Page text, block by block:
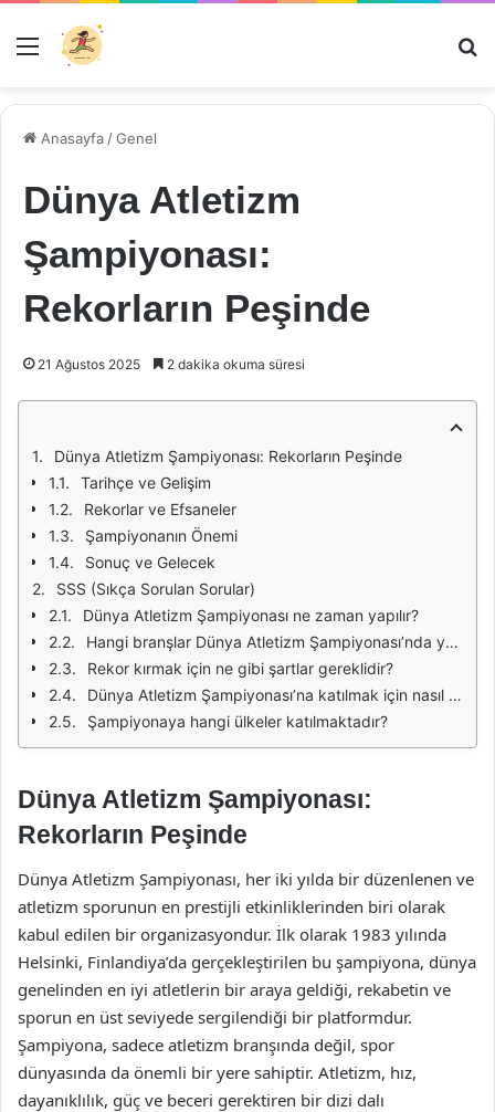
Menü
Anasayfa /Genel
Dünya Atletizm
Şampiyonası:
Rekorların Peşinde
21 Ağustos 2025 2 dakika okuma süresi
Dünya Atletizm Şampiyonası: Rekorların Peşinde
Tarihçe ve Gelişim
Rekorlar ve Efsaneler
Şampiyonanın Önemi
Sonuç ve Gelecek
SSS (Sıkça Sorulan Sorular)
Dünya Atletizm Şampiyonası ne zaman yapılır?
Hangi branşlar Dünya Atletizm Şampiyonası’nda yer alır?
Rekor kırmak için ne gibi şartlar gereklidir?
Dünya Atletizm Şampiyonası’na katılmak için nasıl seçilir?
Şampiyonaya hangi ülkeler katılmaktadır?
Dünya Atletizm Şampiyonası:
Rekorların Peşinde
Dünya Atletizm Şampiyonası, her iki yılda bir düzenlenen ve
atletizm sporunun en prestijli etkinliklerinden biri olarak
kabul edilen bir organizasyondur. İlk olarak 1983 yılında
Helsinki, Finlandiya’da gerçekleştirilen bu şampiyona, dünya
genelinden en iyi atletlerin bir araya geldiği, rekabetin ve
sporun en üst seviyede sergilendiği bir platformdur.
Şampiyona, sadece atletizm branşında değil, spor
dünyasında da önemli bir yere sahiptir. Atletizm, hız,
dayanıklılık, güç ve beceri gerektiren bir dizi dalı